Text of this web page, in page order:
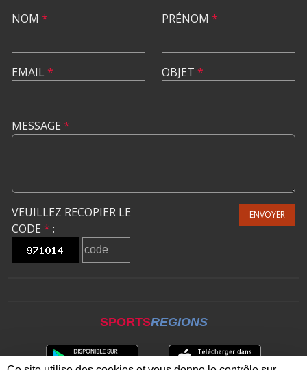
NOM *
EMAIL*
PRÉNOM *
OBJET *
MESSAGE *
VEUILLEZ RECOPIER LE
CODE * :
ENVOYER
SPORTSREGIONS